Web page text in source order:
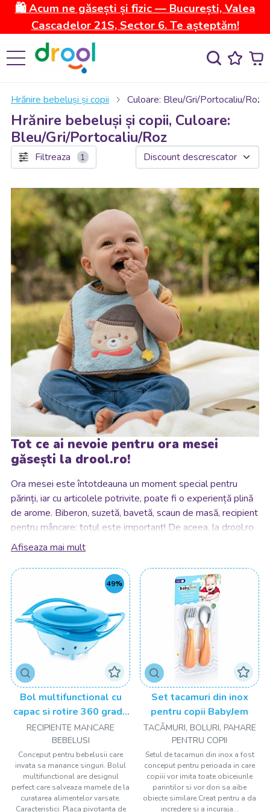
🛍️ Acum ne găsești și fizic — București, Valea
Cascadelor 21S, Sector 6. Te așteptăm!
Hrănire bebeluși și copii Culoare: Bleu/Gri/Portocaliu/Roz
Hrănire bebeluși și copii, Culoare:
Bleu/Gri/Portocaliu/Roz
Filtreaza 1
Tot ce ai nevoie pentru ora mesei
găsești la drool.ro!
Ora mesei este întotdeauna un moment special pentru
părinți, iar cu articolele potrivite, poate fi o experiență plină
de arome. Biberon, suzetă, bavetă, scaun de masă, recipient
pentru mâncare: totul este important! De aceea, la drool.ro
îți oferim o selecție a celor mai bune branduri, pentru ca ora
Mesele bebelușului sunt un moment
important: părinții își doresc mereu ca
bebelușul să se hrănească bine pentru a
crește sănătos. Și pentru asta trebuie să fii
dotat cu tot ce este necesar.
La început, când e bebeluș, echipamentul esențial sunt
biberoanele, suzetele, sterilizatorul și încălzitorul de
biberoane. Mai târziu vei avea nevoie de un
scaun de masă,
veselă specială și, de ce nu, un robot multifuncțional,
precum și recipiente pentru mâncare. Fără a uita bavețică,
desigur, un accesoriu atât de necesar! Bebelușul tău va fi
cel mai fericit gurmand din lume cu accesoriile potrivite de la
drool.ro!
Confort la ora mesei atât pentru pitici,
cât și pentru părinți!
Afiseaza mai mult
49%
Bol multifunctional cu
capac si rotire 360 grade
BabyJem Amazing Bowl
RECIPIENTE MANCARE
BEBELUSI
Conceput pentru bebelusii care
invata sa manance singuri. Bolul
multifunctional are designul
perfect care salveaza mamele de la
curatarea alimentelor varsate.
Caracteristici: Placa pivotanta de
Set tacamuri din inox
pentru copii BabyJem
TACÂMURI, BOLURI, PAHARE
PENTRU COPII
Setul de tacamuri din inox a fost
conceput pentru perioada in care
copiii vor imita toate obiceiurile
parintilor si vor dori sa aibe
obiecte similare.Creat pentru a da
incredere si a incuraja...